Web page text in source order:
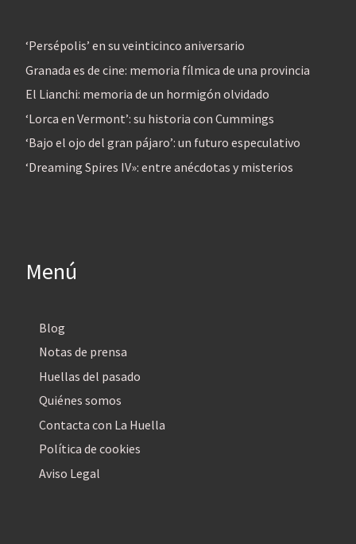
‘Persépolis’ en su veinticinco aniversario
Granada es de cine: memoria fílmica de una provincia
El Lianchi: memoria de un hormigón olvidado
‘Lorca en Vermont’: su historia con Cummings
‘Bajo el ojo del gran pájaro’: un futuro especulativo
‘Dreaming Spires IV»: entre anécdotas y misterios
Menú
Blog
Notas de prensa
Huellas del pasado
Quiénes somos
Contacta con La Huella
Política de cookies
Aviso Legal